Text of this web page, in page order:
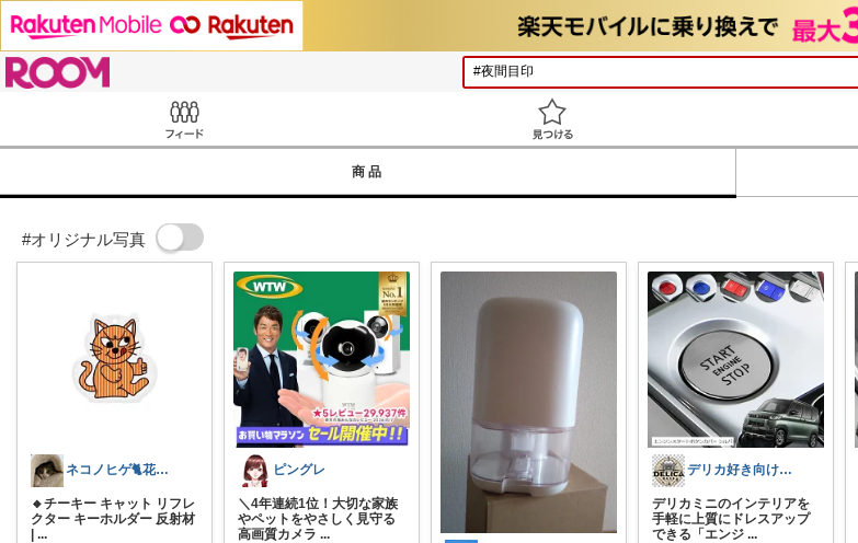
商品
#オリジナル写真
ネコノヒゲ🐈花好きオタクの庭🪴
🔸チーキー キャット リフレ
クター キーホルダー 反射材
| ...
ピングレ
＼4年連続1位！大切な家族
やペットをやさしく見守る
高画質カメラ ...
デリカ好き向けカーライフ用品
デリカミニのインテリアを
手軽に上質にドレスアップ
できる「エンジ ...